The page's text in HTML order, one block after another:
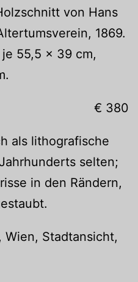
von Hans
1869.
55,5 x 39 cm,
€ 380
als lithografische
selten;
in den Rändern,
Wien, Stadtansicht,